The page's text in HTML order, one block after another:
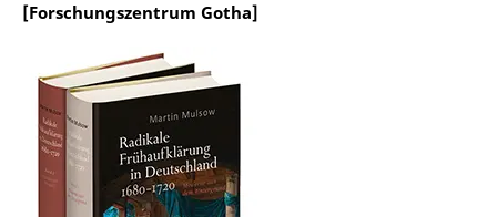
[Forschungszentrum Gotha]